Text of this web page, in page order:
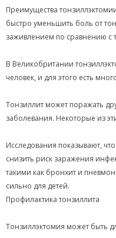
Преимущества
быстро уменьшить боль от
заживлением по сравнению с
В Великобритании
человек, и для этого есть
Тонзиллит может поражать
заболевания. Некоторые из
Исследования показывают,
снизить риск заражения
такими как бронхит и
сильно для детей.
Профилактика тонзиллита
Тонзиллэктомия может быть